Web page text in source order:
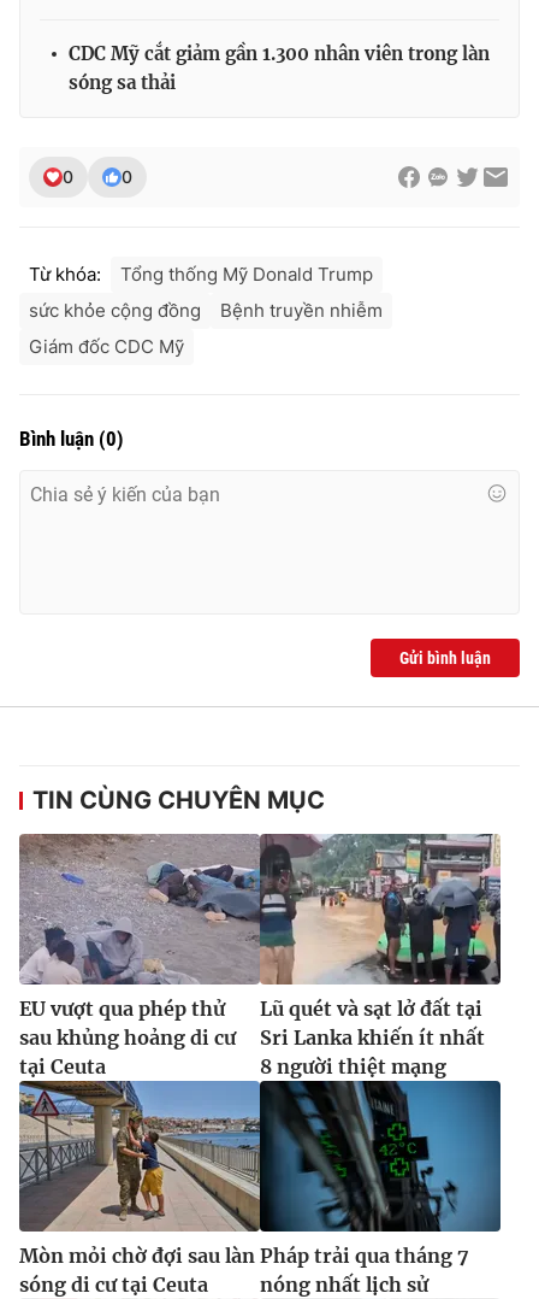
CDC Mỹ cắt giảm gần 1.300 nhân viên trong làn
sóng sa thải
0 0
Từ khóa:
Tổng thống Mỹ Donald Trump
sức khỏe cộng đồng
Bệnh truyền nhiễm
Giám đốc CDC Mỹ
Bình luận (0)
Gửi bình luận
TIN CÙNG CHUYÊN MỤC
EU vượt qua phép thử
sau khủng hoảng di cư
tại Ceuta
Lũ quét và sạt lở đất tại
Sri Lanka khiến ít nhất
8 người thiệt mạng
Mòn mỏi chờ đợi sau làn
sóng di cư tại Ceuta
Pháp trải qua tháng 7
nóng nhất lịch sử